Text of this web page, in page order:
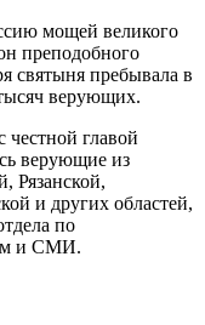
мощей великого
преподобного
святыня пребывала в
верующих.
честной главой
верующие из
Рязанской,
и других областей,
по
и СМИ.